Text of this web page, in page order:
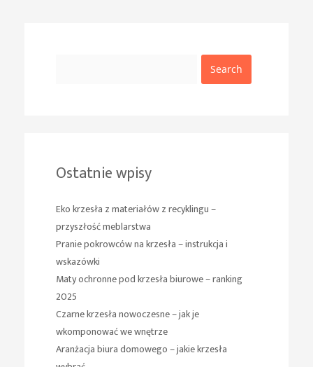
Ostatnie wpisy
Eko krzesła z materiałów z recyklingu –
przyszłość meblarstwa
Pranie pokrowców na krzesła – instrukcja i
wskazówki
Maty ochronne pod krzesła biurowe – ranking
2025
Czarne krzesła nowoczesne – jak je
wkomponować we wnętrze
Aranżacja biura domowego – jakie krzesła